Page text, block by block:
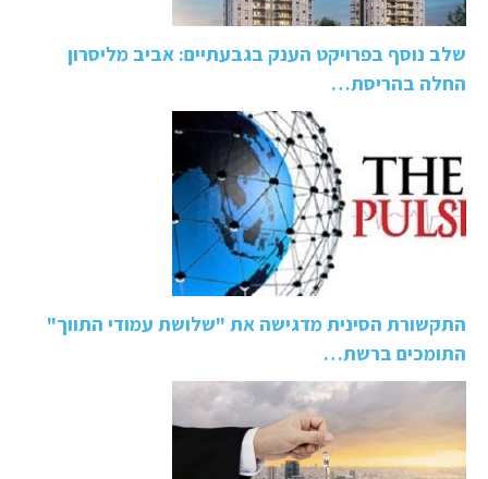
שלב נוסף בפרויקט הענק בגבעתיים: אביב מליסרון
החלה בהריסת…
התקשורת הסינית מדגישה את "שלושת עמודי התווך"
התומכים ברשת…